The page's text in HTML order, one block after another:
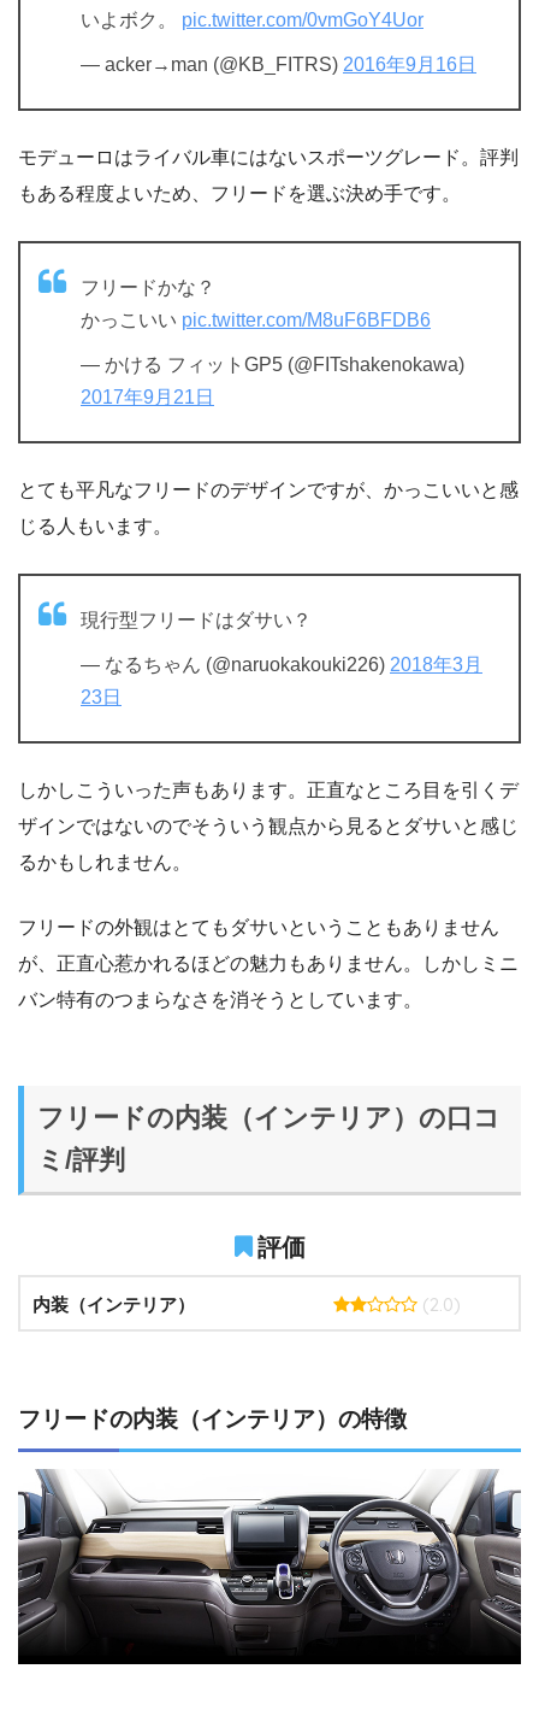
いよボク。 pic.twitter.com/0vmGoY4Uor
— acker→man (@KB_FITRS) 2016年9月16日
モデューロはライバル車にはないスポーツグレード。評判
もある程度よいため、フリードを選ぶ決め手です。
フリードかな？
かっこいい pic.twitter.com/M8uF6BFDB6
— かける フィットGP5 (@FITshakenokawa)
2017年9月21日
とても平凡なフリードのデザインですが、かっこいいと感
じる人もいます。
現行型フリードはダサい？
— なるちゃん (@naruokakouki226) 2018年3月
23日
しかしこういった声もあります。正直なところ目を引くデ
ザインではないのでそういう観点から見るとダサいと感じ
るかもしれません。
フリードの外観はとてもダサいということもありません
が、正直心惹かれるほどの魅力もありません。しかしミニ
バン特有のつまらなさを消そうとしています。
フリードの内装（インテリア）の口コ
ミ/評判
評価
内装（インテリア） (2.0)
フリードの内装（インテリア）の特徴